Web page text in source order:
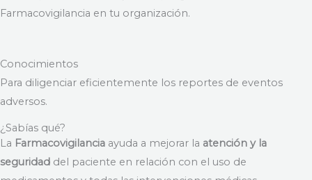
Farmacovigilancia en tu organización.
Conocimientos
Para diligenciar eficientemente los reportes de eventos
adversos.
¿Sabías qué?
La Farmacovigilancia ayuda a mejorar la atención y la
seguridad del paciente en relación con el uso de